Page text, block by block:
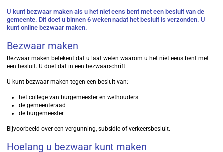
U kunt bezwaar maken als u het niet eens bent met een besluit van de
gemeente. Dit doet u binnen 6 weken nadat het besluit is verzonden. U
kunt online bezwaar maken.
Bezwaar maken
Bezwaar maken betekent dat u laat weten waarom u het niet eens bent met
een besluit. U doet dat in een bezwaarschrift.
U kunt bezwaar maken tegen een besluit van:
het college van burgemeester en wethouders
de gemeenteraad
de burgemeester
Bijvoorbeeld over een vergunning, subsidie of verkeersbesluit.
Hoelang u bezwaar kunt maken